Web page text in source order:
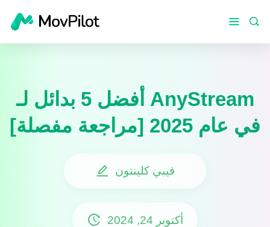
أفضل 5 بدائل لـ AnyStream
في عام 2025 [مراجعة مفصلة]
فيبي كلينتون
أكتوبر 24, 2024